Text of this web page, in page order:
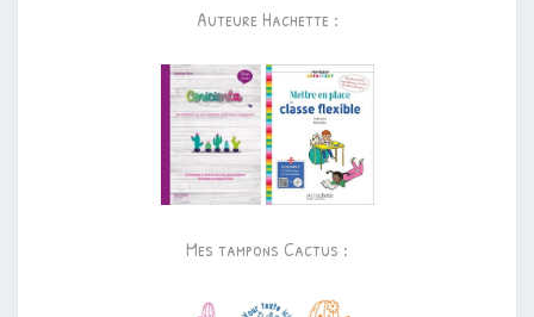
Auteure Hachette :
Mes tampons Cactus :